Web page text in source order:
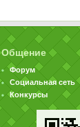
Общение
Форум
Социальная сеть
Конкурсы